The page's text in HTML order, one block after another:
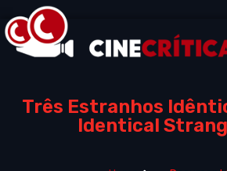
Três Estranhos
Identical